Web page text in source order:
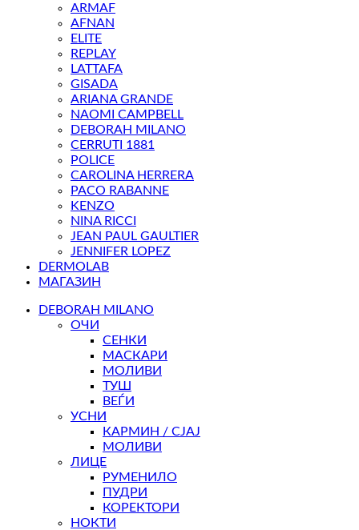
ARMAF
AFNAN
ELITE
REPLAY
LATTAFA
GISADA
ARIANA GRANDE
NAOMI CAMPBELL
DEBORAH MILANO
CERRUTI 1881
POLICE
CAROLINA HERRERA
PACO RABANNE
KENZO
NINA RICCI
JEAN PAUL GAULTIER
JENNIFER LOPEZ
DERMOLAB
МАГАЗИН
DEBORAH MILANO
ОЧИ
СЕНКИ
МАСКАРИ
МОЛИВИ
ТУШ
ВЕЃИ
УСНИ
КАРМИН / СЈАЈ
МОЛИВИ
ЛИЦЕ
РУМЕНИЛО
ПУДРИ
КОРЕКТОРИ
НОКТИ